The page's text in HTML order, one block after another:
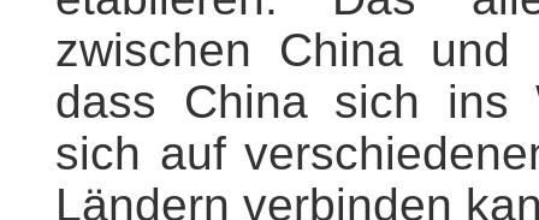
zwischen China und
dass China sich ins
sich auf
Ländern verbinden